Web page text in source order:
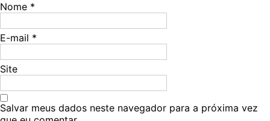
Nome *
E-mail *
Site
Salvar meus dados neste navegador para a próxima vez